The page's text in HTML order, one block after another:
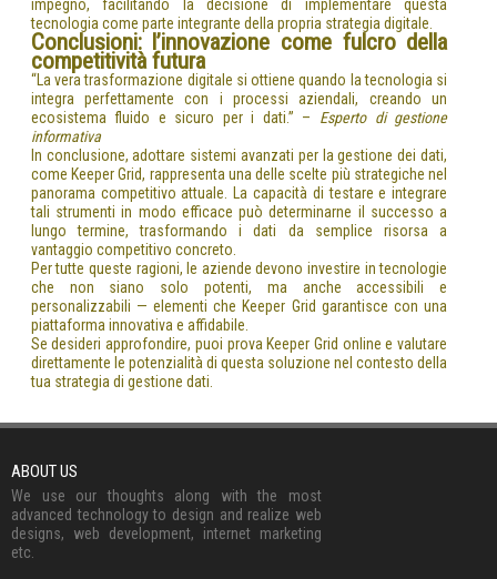
impegno, facilitando la decisione di implementare questa
tecnologia come parte integrante della propria strategia digitale.
Conclusioni: l’innovazione come fulcro della
competitività futura
“La vera trasformazione digitale si ottiene quando la tecnologia si
integra perfettamente con i processi aziendali, creando un
ecosistema fluido e sicuro per i dati.” – Esperto di gestione
informativa
In conclusione, adottare sistemi avanzati per la gestione dei dati,
come Keeper Grid, rappresenta una delle scelte più strategiche nel
panorama competitivo attuale. La capacità di testare e integrare
tali strumenti in modo efficace può determinarne il successo a
lungo termine, trasformando i dati da semplice risorsa a
vantaggio competitivo concreto.
Per tutte queste ragioni, le aziende devono investire in tecnologie
che non siano solo potenti, ma anche accessibili e
personalizzabili — elementi che Keeper Grid garantisce con una
piattaforma innovativa e affidabile.
Se desideri approfondire, puoi prova Keeper Grid online e valutare
direttamente le potenzialità di questa soluzione nel contesto della
tua strategia di gestione dati.
ABOUT US
We use our thoughts along with the most
advanced technology to design and realize web
designs, web development, internet marketing
etc.